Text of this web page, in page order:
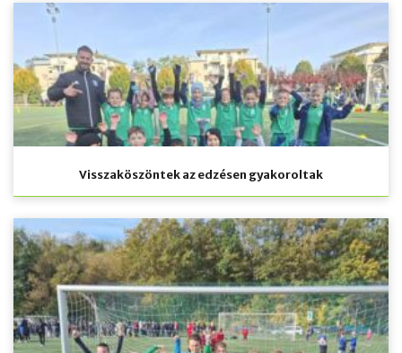
Visszaköszöntek az edzésen gyakoroltak